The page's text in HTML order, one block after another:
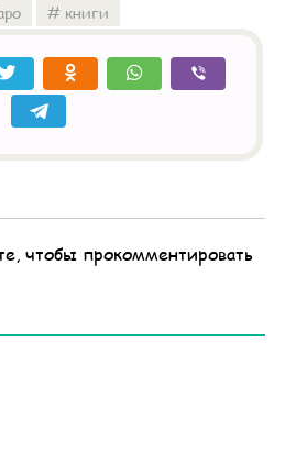
книги
чтобы прокомментировать